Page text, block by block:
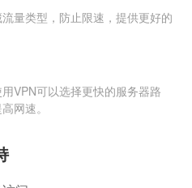
量类型，防止限速，提供更好的
VPN可以选择更快的服务器路
网速。